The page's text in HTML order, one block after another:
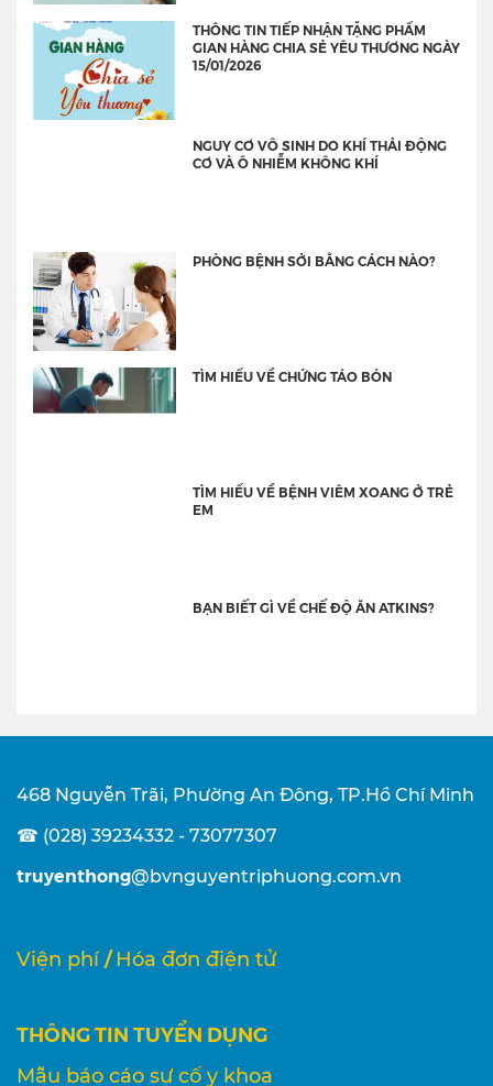
THÔNG TIN TIẾP NHẬN TẶNG PHẨM
GIAN HÀNG CHIA SẺ YÊU THƯƠNG NGÀY
15/01/2026
NGUY CƠ VÔ SINH DO KHÍ THẢI ĐỘNG
CƠ VÀ Ô NHIỄM KHÔNG KHÍ
PHÒNG BỆNH SỞI BẰNG CÁCH NÀO?
TÌM HIỂU VỀ CHỨNG TÁO BÓN
TÌM HIỂU VỀ BỆNH VIÊM XOANG Ở TRẺ
EM
BẠN BIẾT GÌ VỀ CHẾ ĐỘ ĂN ATKINS?
468 Nguyễn Trãi, Phường An Đông, TP.Hồ Chí Minh
☎ (028) 39234332 - 73077307
truyenthong@bvnguyentriphuong.com.vn
Viện phí / Hóa đơn điện tử
THÔNG TIN TUYỂN DỤNG
Mẫu báo cáo sự cố y khoa